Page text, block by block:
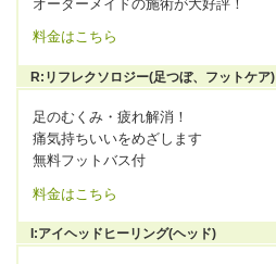
オーダーメイドの施術が大好評！
料金はこちら
R:リフレクソロジー(足つぼ、フットケア)
足のむくみ・疲れ解消！
痛気持ちいいをめざします
無料フットバス付
料金はこちら
I:アイヘッドヒーリング(ヘッド)